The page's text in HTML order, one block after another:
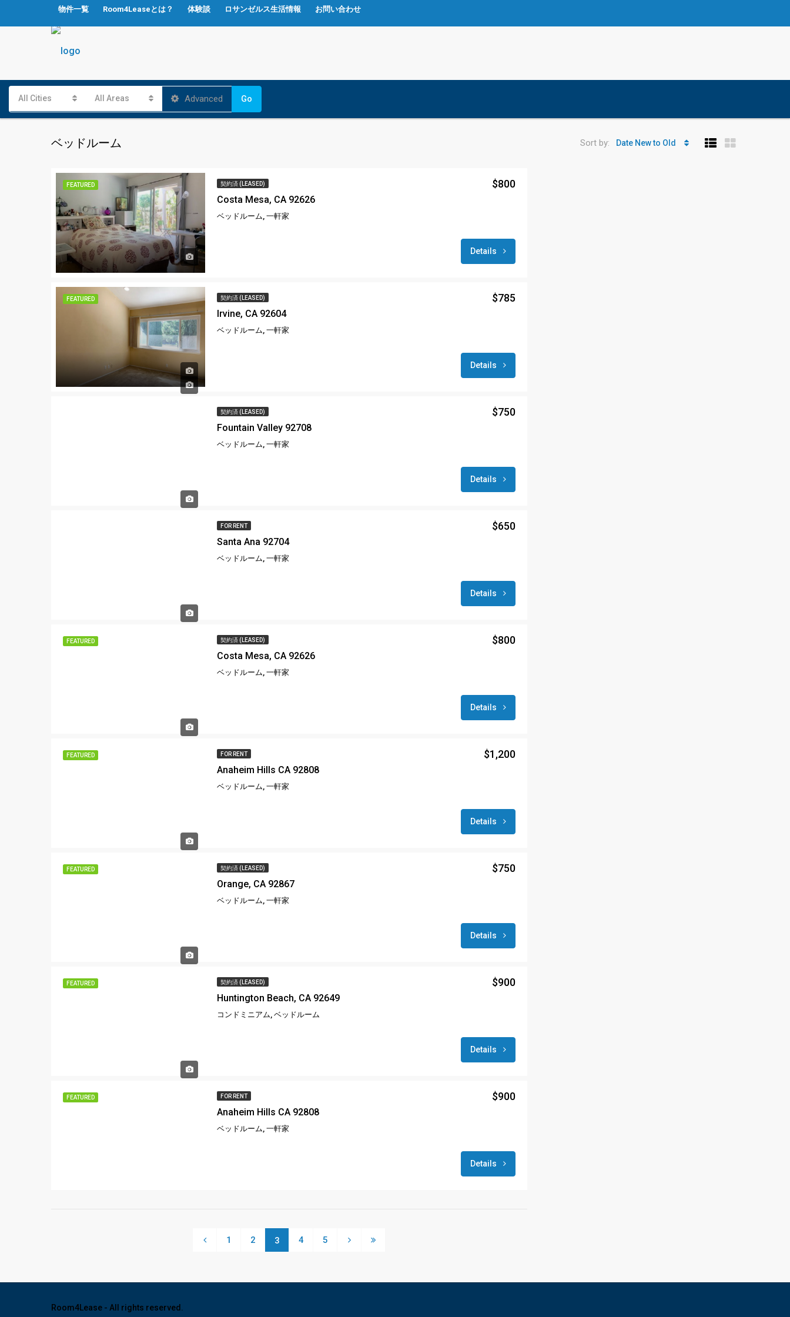
物件一覧 Room4Leaseとは？ 体験談 ロサンゼルス生活情報 お問い合わせ
All Cities All Areas Advanced Go
ベッドルーム Sort by: Date New to Old
FEATURED 契約済 (LEASED)
Costa Mesa, CA 92626
ベッドルーム, 一軒家
$800
Details
FEATURED 契約済 (LEASED)
Irvine, CA 92604
ベッドルーム, 一軒家
$785
Details
契約済 (LEASED)
Fountain Valley 92708
ベッドルーム, 一軒家
$750
Details
FOR RENT
Santa Ana 92704
ベッドルーム, 一軒家
$650
Details
FEATURED 契約済 (LEASED)
Costa Mesa, CA 92626
ベッドルーム, 一軒家
$800
Details
FEATURED FOR RENT
Anaheim Hills CA 92808
ベッドルーム, 一軒家
$1,200
Details
FEATURED 契約済 (LEASED)
Orange, CA 92867
ベッドルーム, 一軒家
$750
Details
FEATURED 契約済 (LEASED)
Huntington Beach, CA 92649
コンドミニアム, ベッドルーム
$900
Details
FEATURED FOR RENT
Anaheim Hills CA 92808
ベッドルーム, 一軒家
$900
Details
1 2 3 4 5
Room4Lease - All rights reserved.